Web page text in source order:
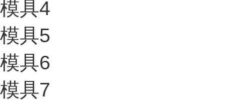
模具4
模具5
模具6
模具7